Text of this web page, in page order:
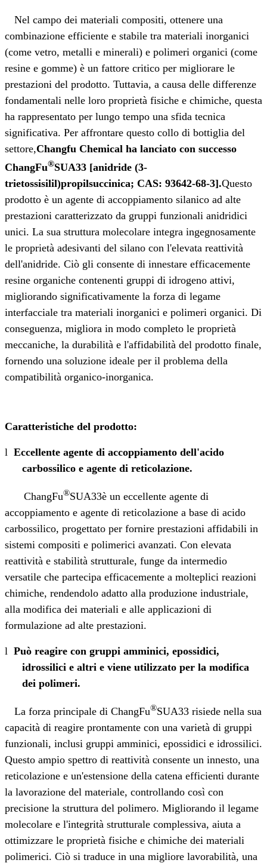
Nel campo dei materiali compositi, ottenere una
combinazione efficiente e stabile tra materiali inorganici
(come vetro, metalli e minerali) e polimeri organici (come
resine e gomme) è un fattore critico per migliorare le
prestazioni del prodotto. Tuttavia, a causa delle differenze
fondamentali nelle loro proprietà fisiche e chimiche, questa
ha rappresentato per lungo tempo una sfida tecnica
significativa. Per affrontare questo collo di bottiglia del
settore,Changfu Chemical ha lanciato con successo
ChangFu®SUA33 [anidride (3-
trietossisilil)propilsuccinica; CAS: 93642-68-3].Questo
prodotto è un agente di accoppiamento silanico ad alte
prestazioni caratterizzato da gruppi funzionali anidridici
unici. La sua struttura molecolare integra ingegnosamente
le proprietà adesivanti del silano con l'elevata reattività
dell'anidride. Ciò gli consente di innestare efficacemente
resine organiche contenenti gruppi di idrogeno attivi,
migliorando significativamente la forza di legame
interfacciale tra materiali inorganici e polimeri organici. Di
conseguenza, migliora in modo completo le proprietà
meccaniche, la durabilità e l'affidabilità del prodotto finale,
fornendo una soluzione ideale per il problema della
compatibilità organico-inorganica.
Caratteristiche del prodotto:
l Eccellente agente di accoppiamento dell'acido
carbossilico e agente di reticolazione.
ChangFu®SUA33è un eccellente agente di
accoppiamento e agente di reticolazione a base di acido
carbossilico, progettato per fornire prestazioni affidabili in
sistemi compositi e polimerici avanzati. Con elevata
reattività e stabilità strutturale, funge da intermedio
versatile che partecipa efficacemente a molteplici reazioni
chimiche, rendendolo adatto alla produzione industriale,
alla modifica dei materiali e alle applicazioni di
formulazione ad alte prestazioni.
l Può reagire con gruppi amminici, epossidici,
idrossilici e altri e viene utilizzato per la modifica
dei polimeri.
La forza principale di ChangFu®SUA33 risiede nella sua
capacità di reagire prontamente con una varietà di gruppi
funzionali, inclusi gruppi amminici, epossidici e idrossilici.
Questo ampio spettro di reattività consente un innesto, una
reticolazione e un'estensione della catena efficienti durante
la lavorazione del materiale, controllando così con
precisione la struttura del polimero. Migliorando il legame
molecolare e l'integrità strutturale complessiva, aiuta a
ottimizzare le proprietà fisiche e chimiche dei materiali
polimerici. Ciò si traduce in una migliore lavorabilità, una